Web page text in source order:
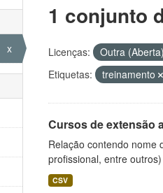
x
1 conjunto
Licenças: Outra (Aberta)
Etiquetas:
treinamento
Cursos de extensão
Relação contendo nome
profissional, entre outros)
CSV